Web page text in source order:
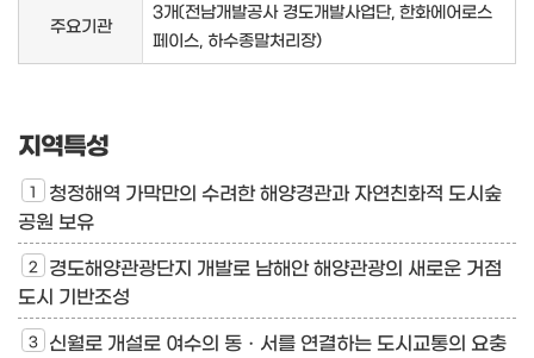
주요기관
3개〔전남개발공사 경도개발사업단, 한화에어로스
페이스, 하수종말처리장)
지역특성
청정해역 가막만의 수려한 해양경관과 자연친화적 도시숲
공원 보유
경도해양관광단지 개발로 남해안 해양관광의 새로운 거점
도시 기반조성
신월로 개설로 여수의 동ㆍ서를 연결하는 도시교통의 요충